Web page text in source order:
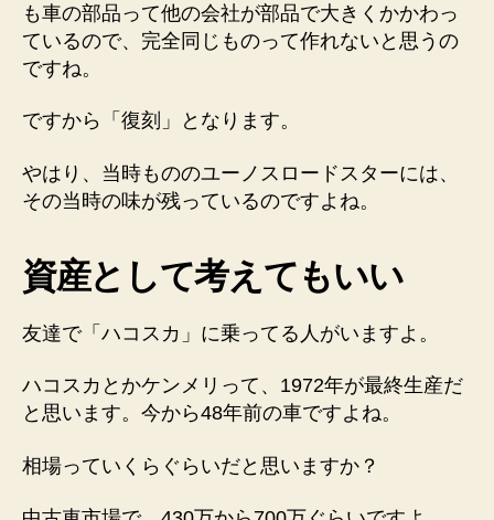
も車の部品って他の会社が部品で大きくかかわっ
ているので、完全同じものって作れないと思うの
ですね。
ですから「復刻」となります。
やはり、当時もののユーノスロードスターには、
その当時の味が残っているのですよね。
資産として考えてもいい
友達で「ハコスカ」に乗ってる人がいますよ。
ハコスカとかケンメリって、1972年が最終生産だ
と思います。今から48年前の車ですよね。
相場っていくらぐらいだと思いますか？